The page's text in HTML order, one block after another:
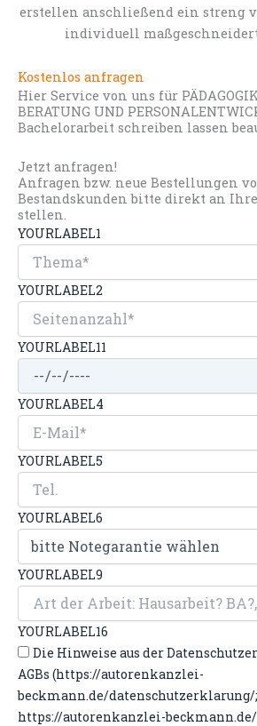
erstellen anschließend ein streng
individuell
Kostenlos anfragen
Hier Service von uns für
BERATUNG UND
Bachelorarbeit schreiben lassen
Jetzt anfragen!
Anfragen bzw. neue Bestellungen
Bestandskunden bitte direkt an
stellen.
YOURLABEL1
YOURLABEL2
YOURLABEL11
YOURLABEL4
YOURLABEL5
YOURLABEL6
YOURLABEL9
YOURLABEL16
Die Hinweise aus der
AGBs (https://autorenkanzlei-
beckmann.de/datenschutzerklarung/;
https://autorenkanzlei-beckmann.de/